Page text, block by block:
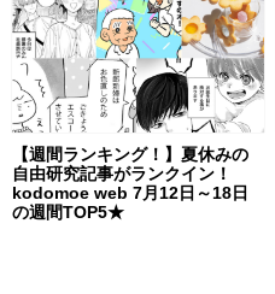
【週間ランキング！】夏休みの
自由研究記事がランクイン！
kodomoe web 7月12日～18日
の週間TOP5★